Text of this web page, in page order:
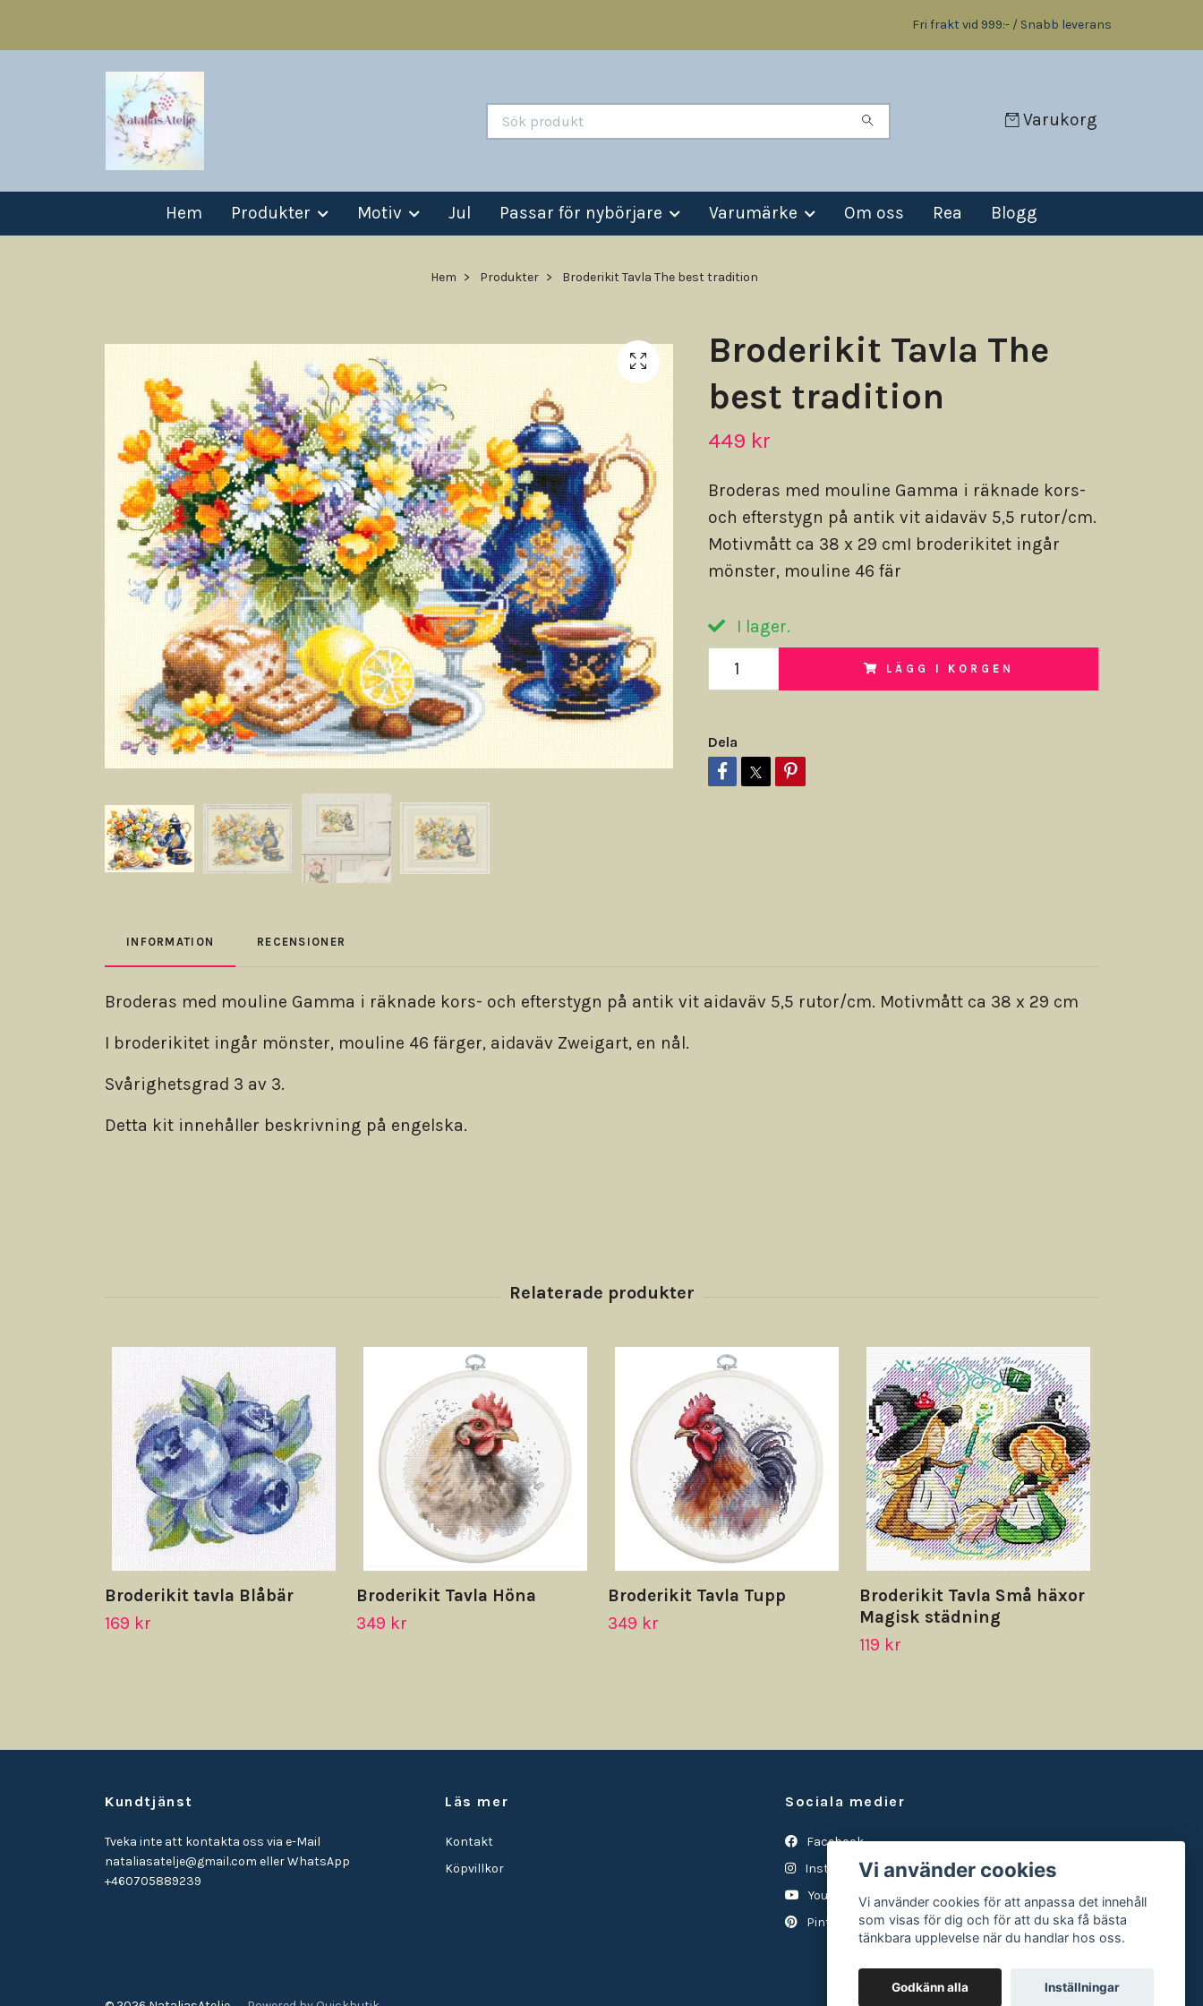
Fri frakt vid 999:- / Snabb leverans
Varukorg
Hem Produkter Motiv Jul Passar för nybörjare Varumärke Om oss Rea Blogg
Hem Produkter Broderikit Tavla The best tradition
Broderikit Tavla The
best tradition
449 kr
Broderas med mouline Gamma i räknade kors-
och efterstygn på antik vit aidaväv 5,5 rutor/cm.
Motivmått ca 38 x 29 cmI broderikitet ingår
mönster, mouline 46 fär
I lager.
LÄGG I KORGEN
Dela
INFORMATION RECENSIONER
Broderas med mouline Gamma i räknade kors- och efterstygn på antik vit aidaväv 5,5 rutor/cm. Motivmått ca 38 x 29 cm
I broderikitet ingår mönster, mouline 46 färger, aidaväv Zweigart, en nål.
Svårighetsgrad 3 av 3.
Detta kit innehåller beskrivning på engelska.
Broderikit tavla Blåbär
169 kr
Broderikit Tavla Höna
349 kr
Broderikit Tavla Tupp
349 kr
Broderikit Tavla Små häxor
Magisk städning
119 kr
Kundtjänst
Tveka inte att kontakta oss via e-Mail
nataliasatelje@gmail.com eller WhatsApp
+460705889239
Läs mer
Kontakt
Köpvillkor
Sociala medier
Facebook
Instagram
YouTube
Pinterest
Vi använder cookies
Vi använder cookies för att anpassa det innehåll
som visas för dig och för att du ska få bästa
tänkbara upplevelse när du handlar hos oss.
Godkänn alla Inställningar